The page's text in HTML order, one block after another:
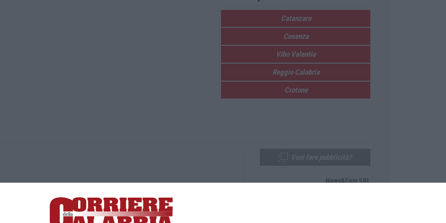
Catanzaro
Cosenza
Vibo Valentia
Reggio Calabria
Crotone
Lamezia Terme (CZ)
responsabile Paola Militano |Privacy
News&Com SRL